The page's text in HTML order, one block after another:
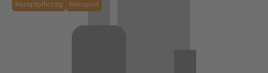
Rezeptpflichtig Reimport